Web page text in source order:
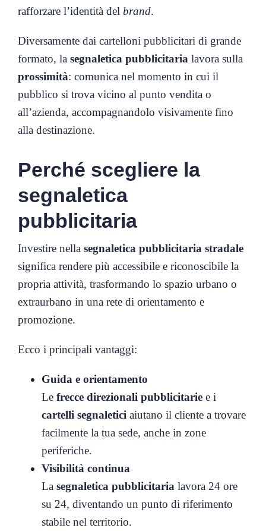
rafforzare l’identità del brand.
Diversamente dai cartelloni pubblicitari di grande
formato, la segnaletica pubblicitaria lavora sulla
prossimità: comunica nel momento in cui il
pubblico si trova vicino al punto vendita o
all’azienda, accompagnandolo visivamente fino
alla destinazione.
Perché scegliere la
segnaletica
pubblicitaria
Investire nella segnaletica pubblicitaria stradale
significa rendere più accessibile e riconoscibile la
propria attività, trasformando lo spazio urbano o
extraurbano in una rete di orientamento e
promozione.
Ecco i principali vantaggi:
Guida e orientamento
Le frecce direzionali pubblicitariee i
cartelli segnaletici aiutano il cliente a trovare
facilmente la tua sede, anche in zone
periferiche.
Visibilità continua
La segnaletica pubblicitaria lavora 24 ore
su 24, diventando un punto di riferimento
stabile nel territorio.